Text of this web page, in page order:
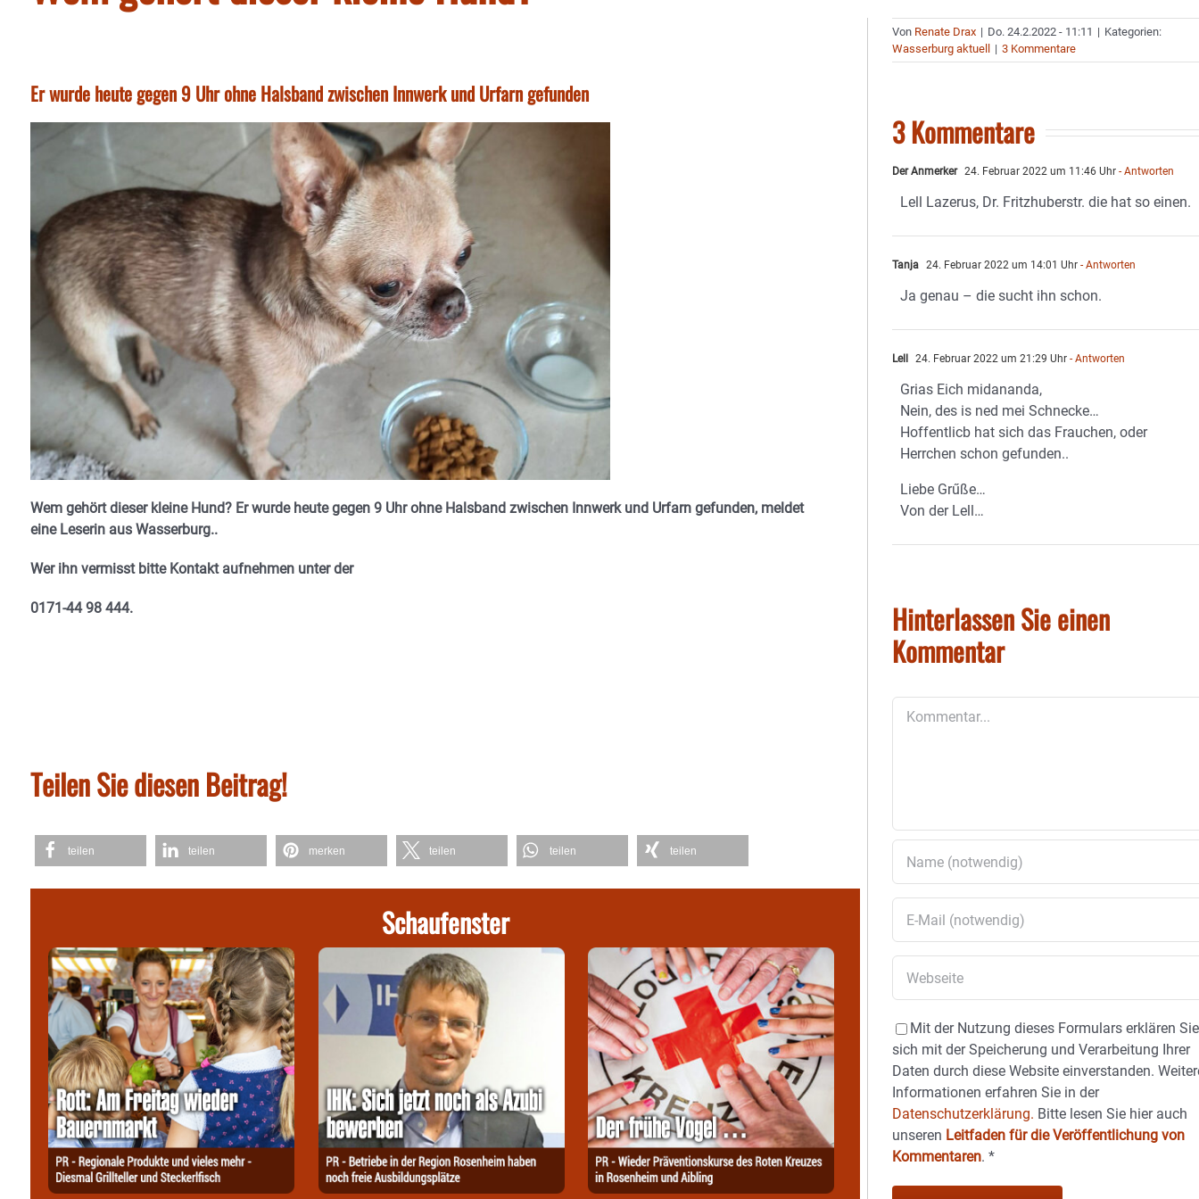
Er wurde heute gegen 9 Uhr ohne Halsband zwischen Innwerk und Urfarn gefunden
Wem gehört dieser kleine Hund? Er wurde heute gegen 9 Uhr ohne Halsband zwischen Innwerk und Urfarn gefunden, meldet
eine Leserin aus Wasserburg..
Wer ihn vermisst bitte Kontakt aufnehmen unter der
0171-44 98 444.
Teilen Sie diesen Beitrag!
teilen teilen merken teilen teilen teilen
Schaufenster
Von Renate Drax | Do. 24.2.2022 - 11:11 | Kategorien:
Wasserburg aktuell
| 3 Kommentare
3 Kommentare
Der Anmerker 24. Februar 2022 um 11:46 Uhr - Antworten
Lell Lazerus, Dr. Fritzhuberstr. die hat so einen.
Tanja 24. Februar 2022 um 14:01 Uhr - Antworten
Ja genau – die sucht ihn schon.
Lell 24. Februar 2022 um 21:29 Uhr - Antworten
Grias Eich midananda,
Nein, des is ned mei Schnecke…
Hoffentlicb hat sich das Frauchen, oder
Herrchen schon gefunden..
Liebe Grűße…
Von der Lell…
Hinterlassen Sie einen
Kommentar
Mit der Nutzung dieses Formulars erklären Sie
sich mit der Speicherung und Verarbeitung Ihrer
Daten durch diese Website einverstanden.
Informationen erfahren Sie in der
Datenschutzerklärung. Bitte lesen Sie hier auch
unseren Leitfaden für die Veröffentlichung von
Kommentaren.*